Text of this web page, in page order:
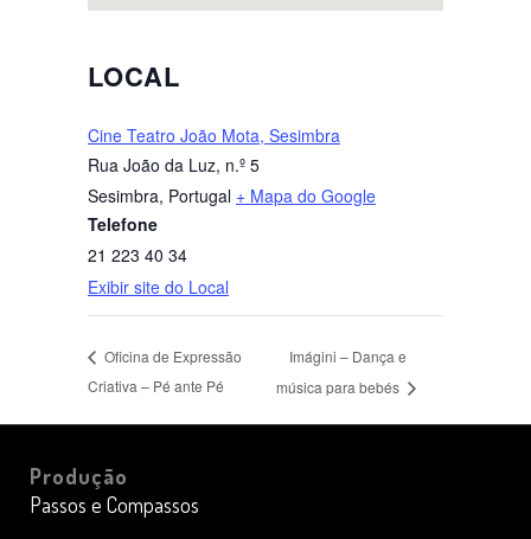
LOCAL
Cine Teatro João Mota, Sesimbra
Rua João da Luz, n.º 5
Sesimbra, Portugal + Mapa do Google
Telefone
21 223 40 34
Exibir site do Local
Oficina de Expressão
Criativa – Pé ante Pé
Imágini – Dança e
música para bebés
Produção
Passos e Compassos